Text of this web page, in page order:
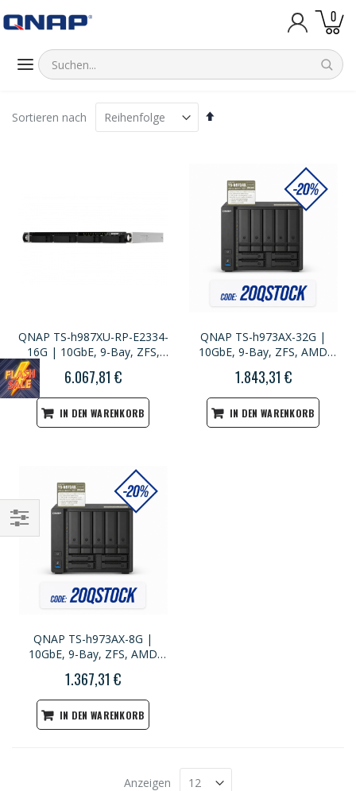
0
Sortieren nach
Absteigend
QNAP TS-h987XU-RP-E2334-
16G | 10GbE, 9-Bay, ZFS,
Intel Xeon CPU, 16GB RAM,
PCIe Slot, Redundant Power,
1U Rackmount
6.067,81 €
IN DEN WARENKORB
QNAP TS-h973AX-32G |
10GbE, 9-Bay, ZFS, AMD
NAS
1.843,31 €
IN DEN WARENKORB
QNAP TS-h973AX-8G |
10GbE, 9-Bay, ZFS, AMD
NAS
1.367,31 €
IN DEN WARENKORB
Anzeigen
Einkaufsoptionen